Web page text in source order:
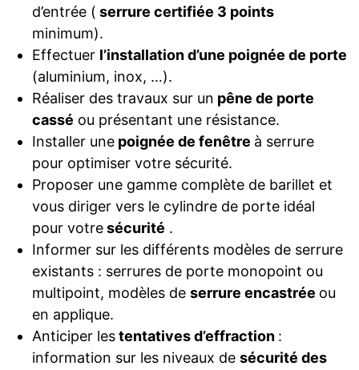
d’entrée ( serrure certifiée 3 points
minimum).
Effectuer l’installation d’une poignée de porte
(aluminium, inox, …).
Réaliser des travaux sur un pêne de porte
cassé ou présentant une résistance.
Installer unepoignée de fenêtre à serrure
pour optimiser votre sécurité.
Proposer une gamme complète de barillet et
vous diriger vers le cylindre de porte idéal
pour votresécurité .
Informer sur les différents modèles de serrure
existants : serrures de porte monopoint ou
multipoint, modèles de serrure encastrée ou
en applique.
Anticiper lestentatives d’effraction :
information sur les niveaux de sécurité des